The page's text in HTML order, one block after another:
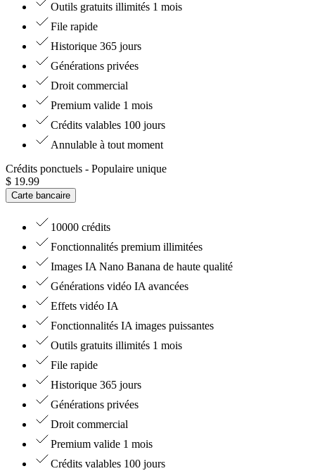
Outils gratuits illimités 1 mois
File rapide
Historique 365 jours
Générations privées
Droit commercial
Premium valide 1 mois
Crédits valables 100 jours
Annulable à tout moment
Crédits ponctuels - Populaire unique
$ 19.99
Carte bancaire
10000 crédits
Fonctionnalités premium illimitées
Images IA Nano Banana de haute qualité
Générations vidéo IA avancées
Effets vidéo IA
Fonctionnalités IA images puissantes
Outils gratuits illimités 1 mois
File rapide
Historique 365 jours
Générations privées
Droit commercial
Premium valide 1 mois
Crédits valables 100 jours